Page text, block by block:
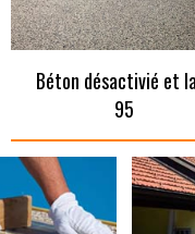
Béton désactivié et
95